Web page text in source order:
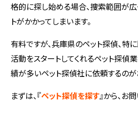
格的に探し始める場合、捜索範囲が広
トがかかってしまいます。
有料ですが、兵庫県のペット探偵、特
活動をスタートしてくれるペット探偵
績が多いペット探偵社に依頼するのが
まずは、『ペット探偵を探す』から、お